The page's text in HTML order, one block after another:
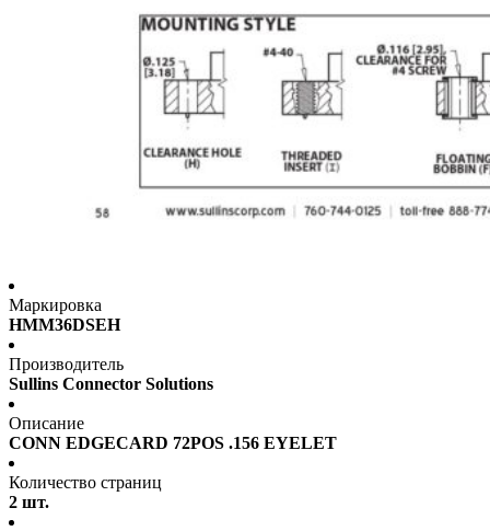
Маркировка
HMM36DSEH
Производитель
Sullins Connector Solutions
Описание
CONN EDGECARD 72POS .156 EYELET
Количество страниц
2 шт.